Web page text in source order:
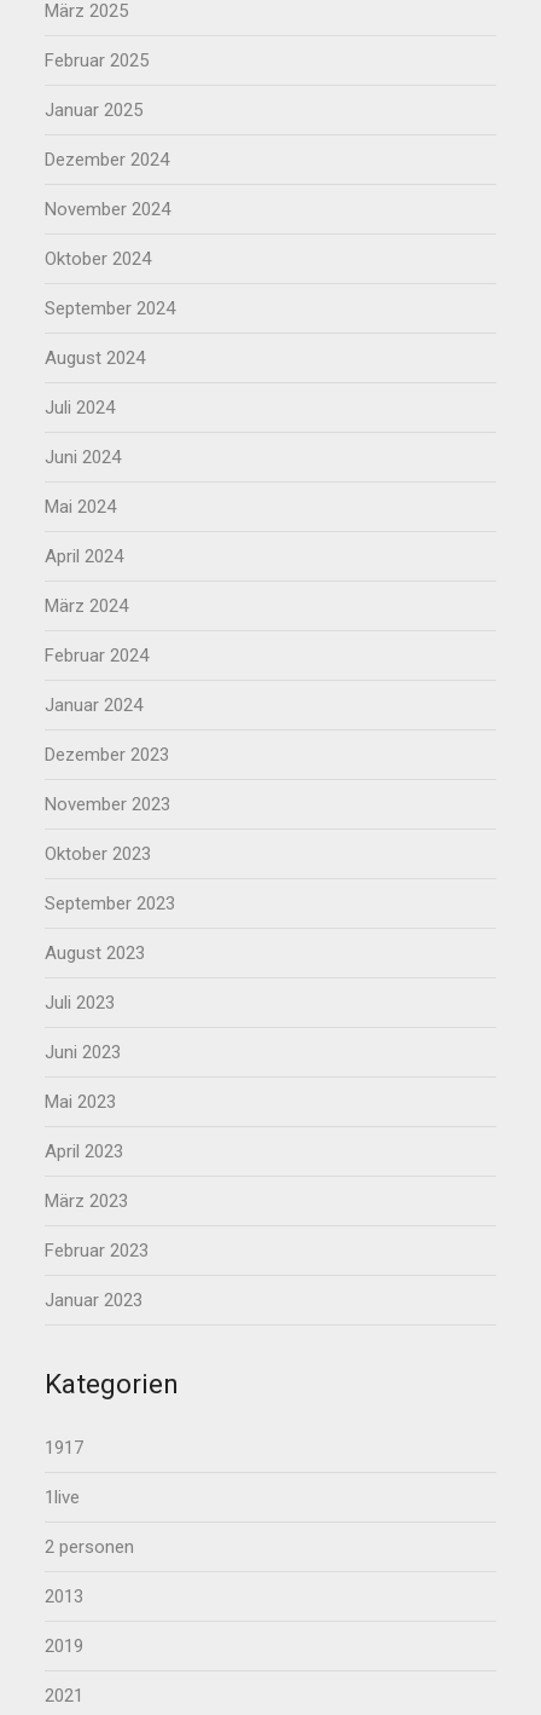
März 2025
Februar 2025
Januar 2025
Dezember 2024
November 2024
Oktober 2024
September 2024
August 2024
Juli 2024
Juni 2024
Mai 2024
April 2024
März 2024
Februar 2024
Januar 2024
Dezember 2023
November 2023
Oktober 2023
September 2023
August 2023
Juli 2023
Juni 2023
Mai 2023
April 2023
März 2023
Februar 2023
Januar 2023
Kategorien
1917
1live
2 personen
2013
2019
2021